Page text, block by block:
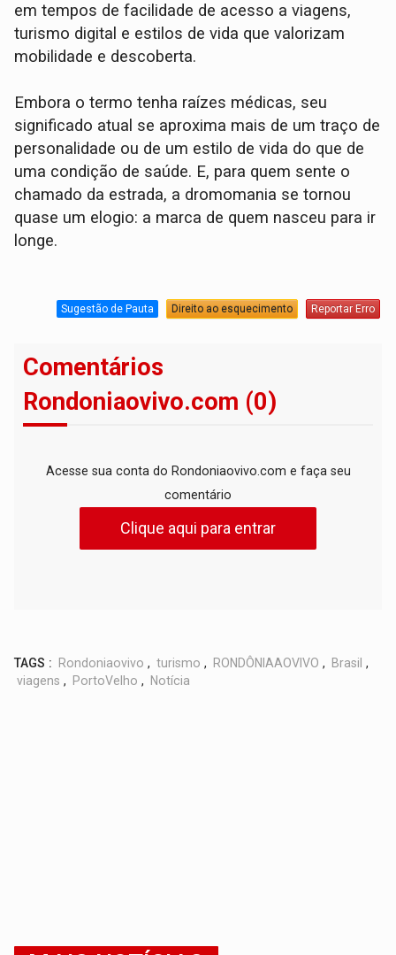
em tempos de facilidade de acesso a viagens,
turismo digital e estilos de vida que valorizam
mobilidade e descoberta.
Embora o termo tenha raízes médicas, seu
significado atual se aproxima mais de um traço de
personalidade ou de um estilo de vida do que de
uma condição de saúde. E, para quem sente o
chamado da estrada, a dromomania se tornou
quase um elogio: a marca de quem nasceu para ir
longe.
Sugestão de Pauta Direito ao esquecimento Reportar Erro
Comentários
Rondoniaovivo.com (0)
Acesse sua conta do Rondoniaovivo.com e faça seu
comentário
Clique aqui para entrar
TAGS : Rondoniaovivo , turismo , RONDÔNIAAOVIVO , Brasil ,
viagens , PortoVelho , Notícia